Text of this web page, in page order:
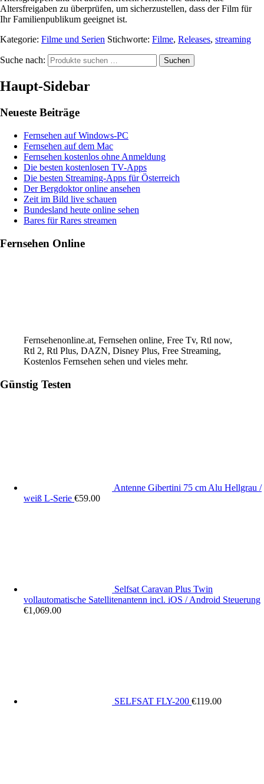
Altersfreigaben zu überprüfen, um sicherzustellen, dass der Film für
Ihr Familienpublikum geeignet ist.
Kategorie: Filme und Serien Stichworte: Filme, Releases, streaming
Suche nach: Suchen
Haupt-Sidebar
Neueste Beiträge
Fernsehen auf Windows-PC
Fernsehen auf dem Mac
Fernsehen kostenlos ohne Anmeldung
Die besten kostenlosen TV-Apps
Die besten Streaming-Apps für Österreich
Der Bergdoktor online ansehen
Zeit im Bild live schauen
Bundesland heute online sehen
Bares für Rares streamen
Fernsehen Online
Fernsehenonline.at, Fernsehen online, Free Tv, Rtl now,
Rtl 2, Rtl Plus, DAZN, Disney Plus, Free Streaming,
Kostenlos Fernsehen sehen und vieles mehr.
Günstig Testen
Antenne Gibertini 75 cm Alu Hellgrau /
weiß L-Serie €59.00
Selfsat Caravan Plus Twin
vollautomatische Satellitenantenn incl. iOS / Android Steuerung
€1,069.00
SELFSAT FLY-200 €119.00